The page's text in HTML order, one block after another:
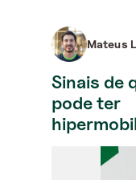
Mateus
Sinais de
pode ter